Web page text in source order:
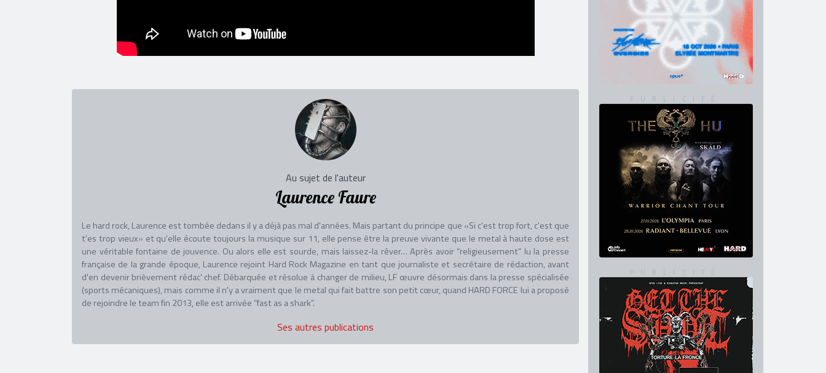
Laurence Faure
Le hard rock, Laurence est tombée dedans il y a déjà pas mal d'années. Mais partant du principe que «Si c'est trop fort, c'est que
t'es trop vieux» et qu'elle écoute toujours la musique sur 11, elle pense être la preuve vivante que le metal à haute dose est
une véritable fontaine de jouvence. Ou alors elle est sourde, mais laissez-la rêver… Après avoir “religieusement” lu la presse
française de la grande époque, Laurence rejoint Hard Rock Magazine en tant que journaliste et secrétaire de rédaction, avant
(sports mécaniques), mais comme il n'y a vraiment que le metal qui fait battre son petit cœur, quand HARD FORCE lui a proposé